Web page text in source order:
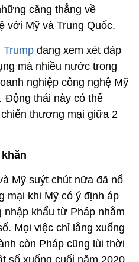
căng thẳng về
với Mỹ và Trung Quốc.
Trump đang xem xét đáp
mà nhiều nước trong
nghiệp công nghệ Mỹ
thái này có thể
thương mại giữa 2
Mỹ suýt chút nữa đã nổ
mại khi Mỹ có ý định áp
nhập khẩu từ Pháp nhằm
Mọi việc chỉ lắng xuống
còn Pháp cũng lùi thời
số xuống cuối năm 2020.